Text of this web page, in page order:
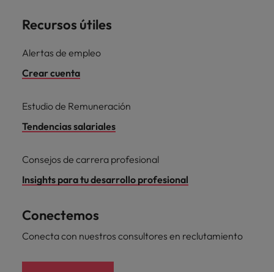
Recursos útiles
Alertas de empleo
Crear cuenta
Estudio de Remuneración
Tendencias salariales
Consejos de carrera profesional
Insights para tu desarrollo profesional
Conectemos
Conecta con nuestros consultores en reclutamiento